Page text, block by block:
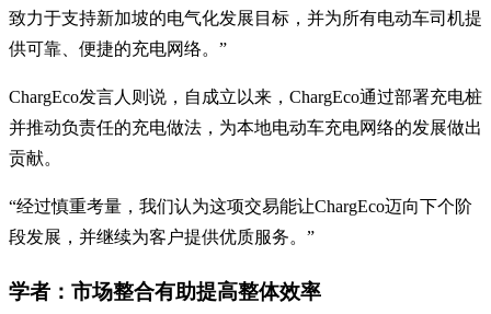
致力于支持新加坡的电气化发展目标，并为所有电动车司机提
供可靠、便捷的充电网络。”
ChargEco发言人则说，自成立以来，ChargEco通过部署充电桩
并推动负责任的充电做法，为本地电动车充电网络的发展做出
贡献。
“经过慎重考量，我们认为这项交易能让ChargEco迈向下个阶
段发展，并继续为客户提供优质服务。”
学者：市场整合有助提高整体效率